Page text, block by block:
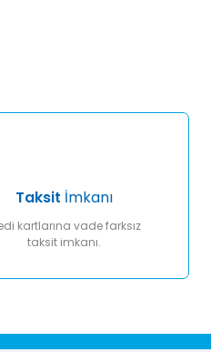
Taksit İmkanı
kartlarına vade farksız
taksit imkanı.